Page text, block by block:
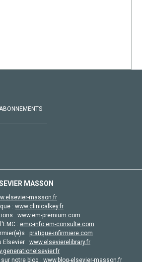
MASSON
masson.fr
: www.clinicalkey.fr
: www.em-premium.com
: emc-info.em-consulte.com
: pratique-infirmiere.com
Elsevier : www.elsevierelibrary.fr
notre blog : www.blog-elsevier-masson.fr